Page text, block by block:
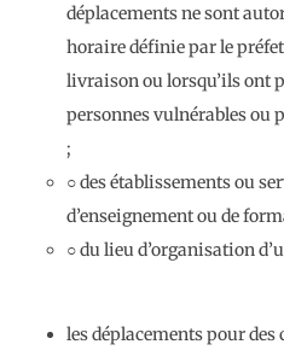
déplacements ne sont
horaire définie par le
livraison ou lorsqu’ils ont
personnes vulnérables ou
;
○ des établissements ou
d’enseignement ou de
○ du lieu d’organisation
les déplacements pour